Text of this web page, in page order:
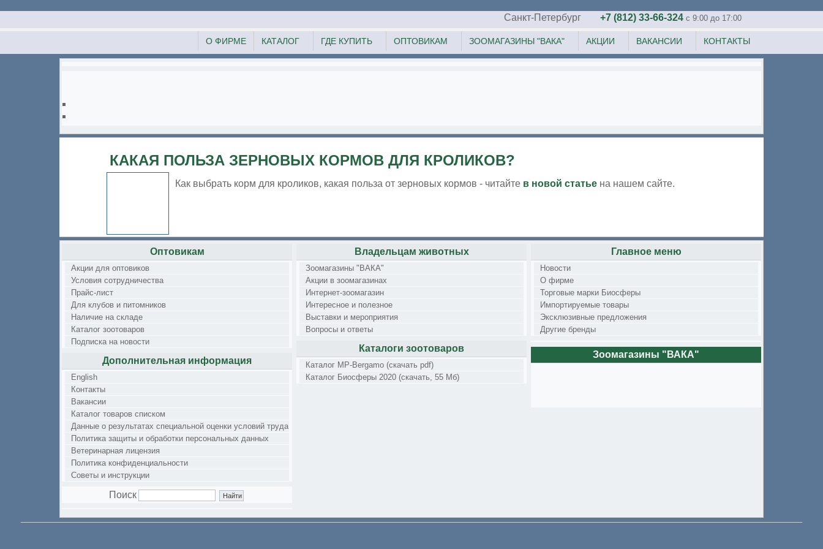
Санкт-Петербург +7 (812) 33-66-324 c 9:00 до 17:00
КОНТАКТЫ
ВАКАНСИИ
АКЦИИ
ЗООМАГАЗИНЫ "ВАКА"
ОПТОВИКАМ
ГДЕ КУПИТЬ
КАТАЛОГ
О ФИРМЕ
КАКАЯ ПОЛЬЗА ЗЕРНОВЫХ КОРМОВ ДЛЯ КРОЛИКОВ?
Как выбрать корм для кроликов, какая польза от зерновых кормов - читайте в новой статье на нашем сайте.
Оптовикам
Акции для оптовиков
Условия сотрудничества
Прайс-лист
Для клубов и питомников
Наличие на складе
Каталог зоотоваров
Подписка на новости
Дополнительная информация
English
Контакты
Вакансии
Каталог товаров списком
Данные о результатах специальной оценки условий труда
Политика защиты и обработки персональных данных
Ветеринарная лицензия
Политика конфиденциальности
Советы и инструкции
Поиск
Владельцам животных
Зоомагазины "ВАКА"
Акции в зоомагазинах
Интернет-зоомагазин
Интересное и полезное
Выставки и мероприятия
Вопросы и ответы
Каталоги зоотоваров
Каталог MP-Bergamo (скачать pdf)
Каталог Биосферы 2020 (скачать, 55 Мб)
Главное меню
Новости
О фирме
Торговые марки Биосферы
Импортируемые товары
Эксклюзивные предложения
Другие бренды
Зоомагазины "ВАКА"